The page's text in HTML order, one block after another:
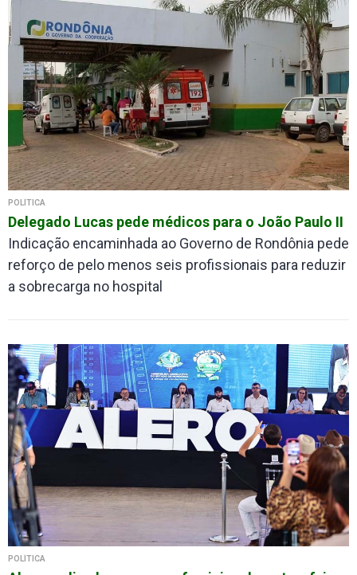
POLÍTICA
Delegado Lucas pede médicos para o João Paulo II
Indicação encaminhada ao Governo de Rondônia pede
reforço de pelo menos seis profissionais para reduzir
a sobrecarga no hospital
POLÍTICA